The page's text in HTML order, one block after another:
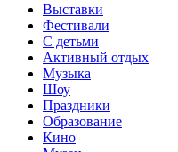
Выставки
Фестивали
С детьми
Активный отдых
Музыка
Шоу
Праздники
Образование
Кино